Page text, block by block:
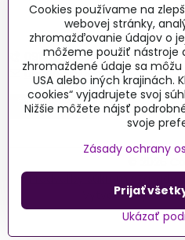
Erotické
0915 732 190, Po-Pia 9:00-
obchod@lussy.sk
Vytvorené
Cookies používame na
webovej stránky,
zhromažďovanie údajov o
môžeme použiť nástroje
zhromaždené údaje sa
USA alebo iných krajinách.
cookies“ vyjadrujete svoj
Nižšie môžete nájsť
svoje
Zásady ochrany
Ukázať
Prijať